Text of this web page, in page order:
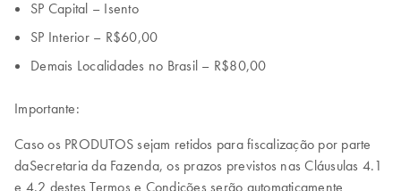
SP Capital – Isento
SP Interior – R$60,00
Demais Localidades no Brasil – R$80,00
Importante:
Caso os PRODUTOS sejam retidos para fiscalização por parte
daSecretaria da Fazenda, os prazos previstos nas Cláusulas 4.1
e 4.2 destes Termos e Condições serão automaticamente